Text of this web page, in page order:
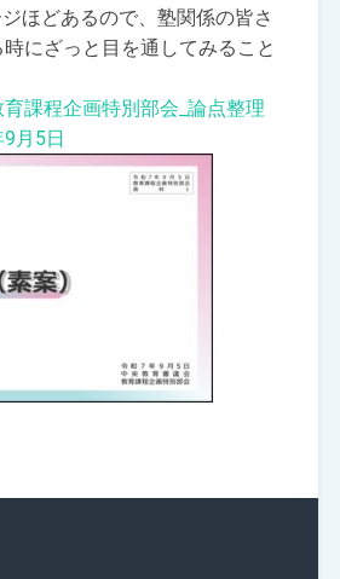
ほどあるので、塾関係の皆さ
にざっと目を通してみること
課程企画特別部会_論点整理
9月5日